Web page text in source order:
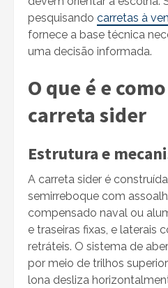
pesquisando carretas à
fornece a base técnica
uma decisão informada.
O que é e
carreta sider
Estrutura e
A carreta sider é
semirreboque com
compensado naval ou
e traseiras fixas, e laterais
retráteis. O sistema de
por meio de trilhos
lona desliza